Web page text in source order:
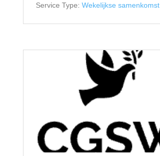
Service Type: Wekelijkse samenkomst